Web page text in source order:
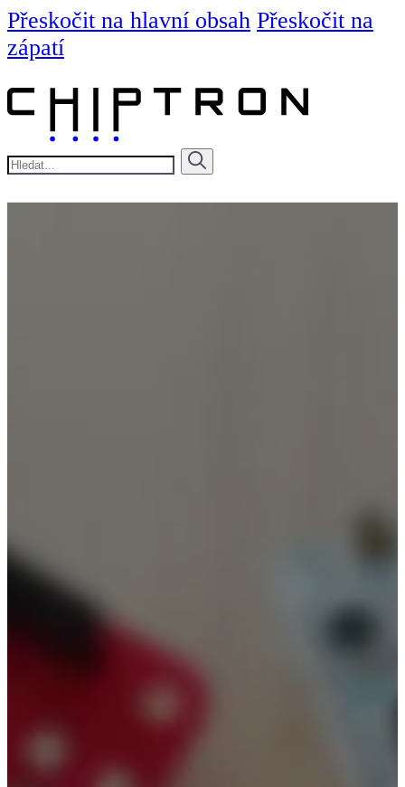
Přeskočit na hlavní obsah Přeskočit na
zápatí
Hledat